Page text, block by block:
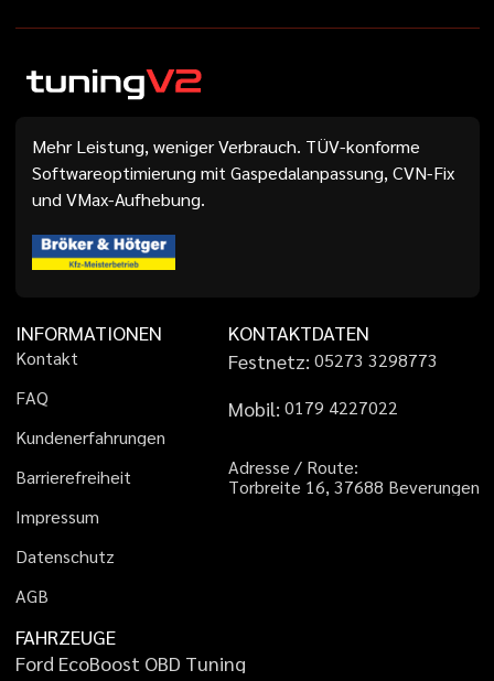
Mehr Leistung, weniger Verbrauch. TÜV-konforme
Softwareoptimierung mit Gaspedalanpassung, CVN-Fix
und VMax-Aufhebung.
INFORMATIONEN
Kontakt
FAQ
Kundenerfahrungen
Barrierefreiheit
Impressum
Datenschutz
AGB
KONTAKTDATEN
Festnetz: 05273 3298773
Mobil: 01 79 4227022
Adresse / Route:
Torbreite 16, 37688 Beverungen
FAHRZEUGE
Ford EcoBoost OBD Tuning